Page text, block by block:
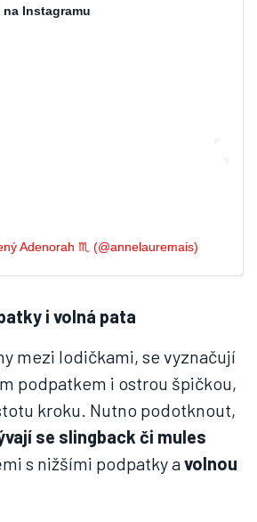
Instagramu
Adenorah ♏️ (@annelauremais)
i volná pata
mezi lodičkami, se vyznačují
podpatkem i ostrou špičkou,
kroku. Nutno podotknout,
se slingback či mules
s nižšími podpatky avolnou